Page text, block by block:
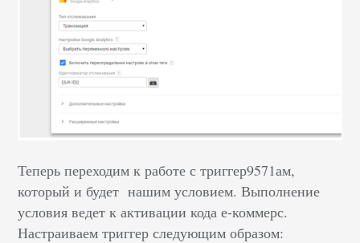
Теперь переходим к работе с триггер9571ам,
который и будет нашим условием. Выполнение
условия ведет к активации кода е-коммерс.
Настраиваем триггер следующим образом: